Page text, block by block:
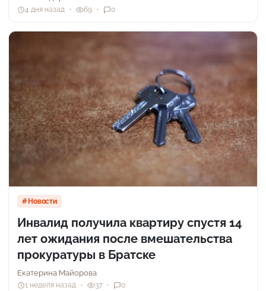
4 дня назад 69 0
Новости
Инвалид получила квартиру спустя 14
лет ожидания после вмешательства
прокуратуры в Братске
Екатерина Майорова
1 неделя назад 37 0